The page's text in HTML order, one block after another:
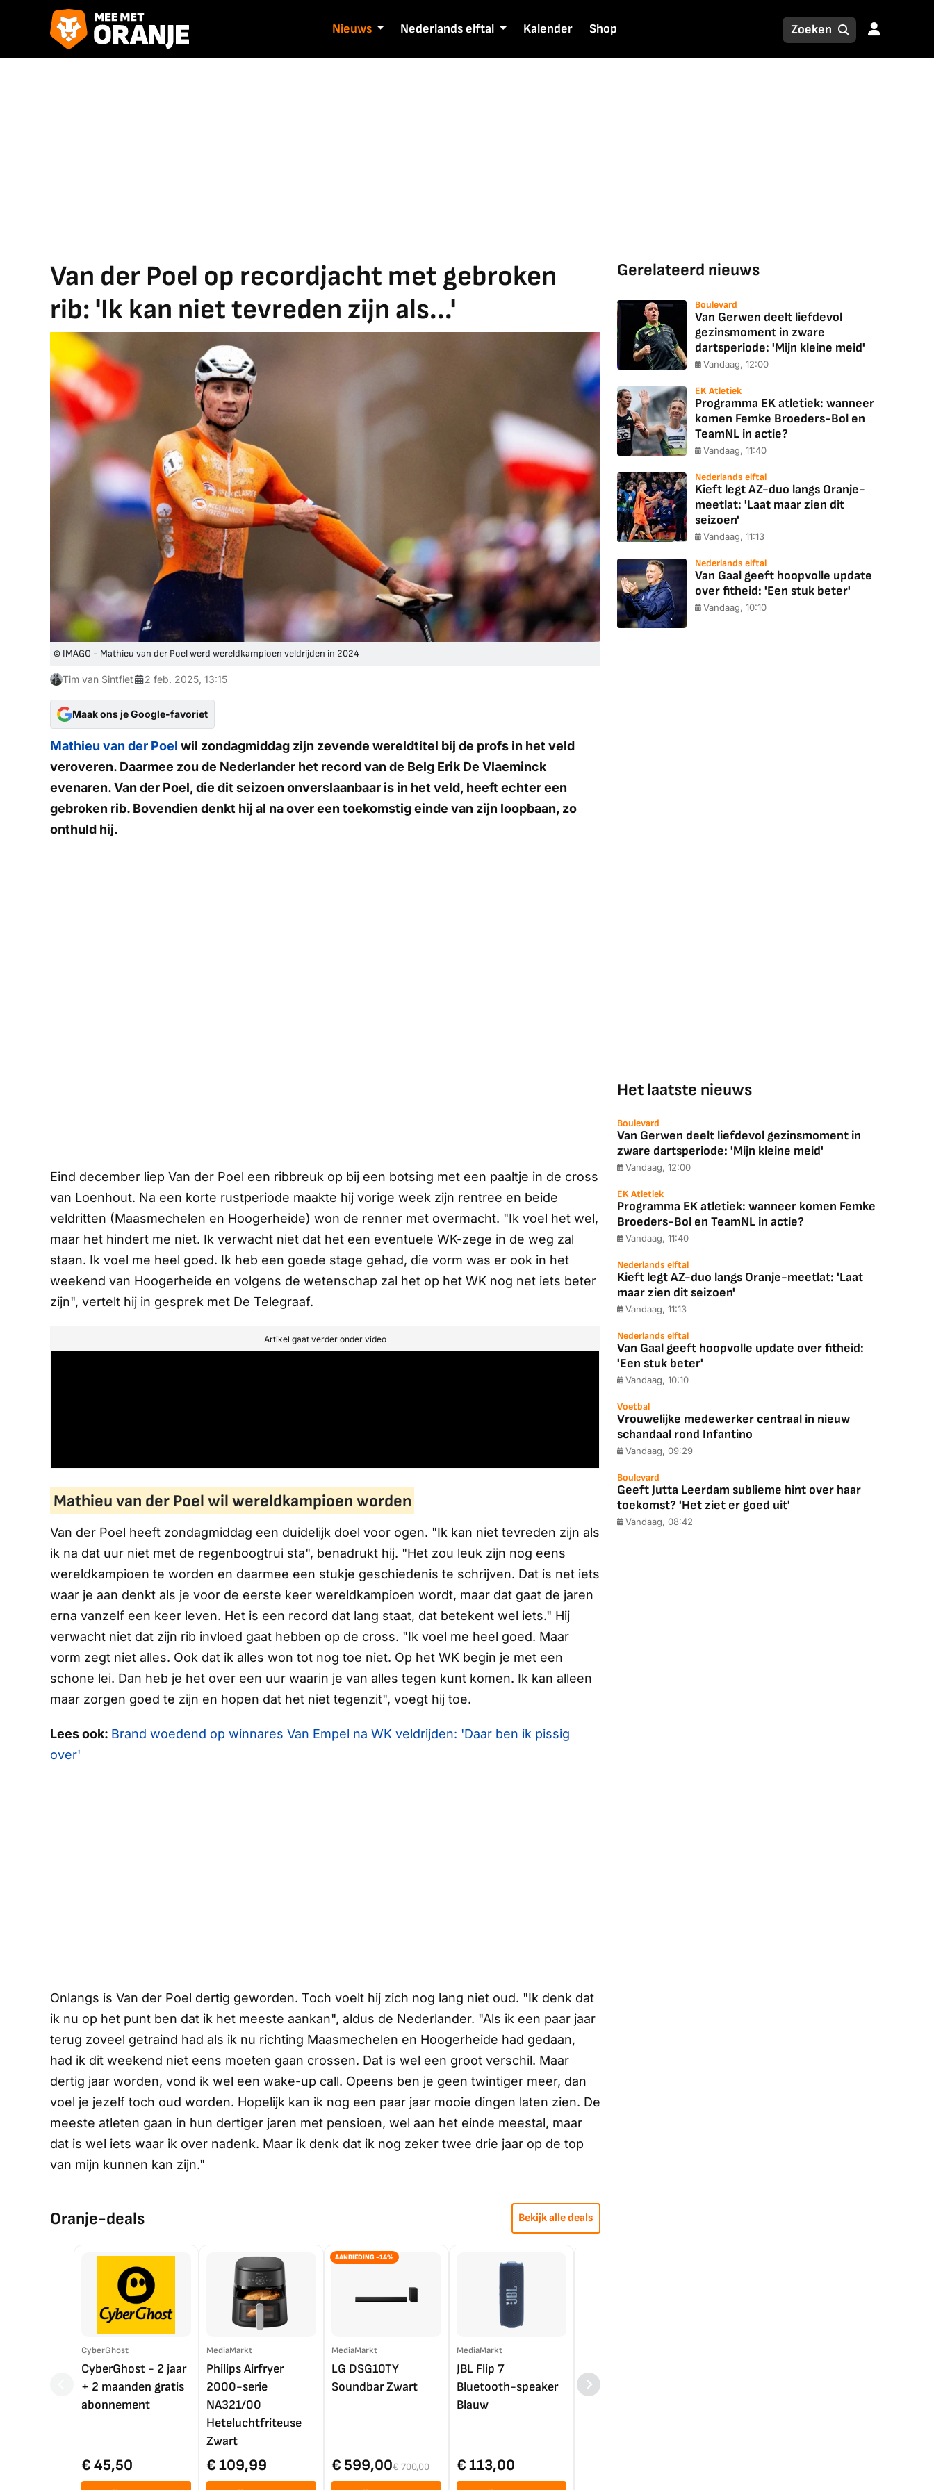
Nieuws Nederlands elftal Kalender Shop
Van der Poel op recordjacht met gebroken
rib: 'Ik kan niet tevreden zijn als...'
© IMAGO - Mathieu van der Poel werd wereldkampioen veldrijden in 2024
Tim van Sintfiet 2 feb. 2025, 13:15
Maak ons je Google-favoriet
Mathieu van der Poel wil zondagmiddag zijn zevende wereldtitel bij de profs in het veld
veroveren. Daarmee zou de Nederlander het record van de Belg Erik De Vlaeminck
evenaren. Van der Poel, die dit seizoen onverslaanbaar is in het veld, heeft echter een
gebroken rib. Bovendien denkt hij al na over een toekomstig einde van zijn loopbaan, zo
onthuld hij.
Eind december liep Van der Poel een ribbreuk op bij een botsing met een paaltje in de cross
van Loenhout. Na een korte rustperiode maakte hij vorige week zijn rentree en beide
veldritten (Maasmechelen en Hoogerheide) won de renner met overmacht. "Ik voel het wel,
maar het hindert me niet. Ik verwacht niet dat het een eventuele WK-zege in de weg zal
staan. Ik voel me heel goed. Ik heb een goede stage gehad, die vorm was er ook in het
weekend van Hoogerheide en volgens de wetenschap zal het op het WK nog net iets beter
zijn", vertelt hij in gesprek met De Telegraaf.
Artikel gaat verder onder video
Mathieu van der Poel wil wereldkampioen worden
Van der Poel heeft zondagmiddag een duidelijk doel voor ogen. "Ik kan niet tevreden zijn als
ik na dat uur niet met de regenboogtrui sta", benadrukt hij. "Het zou leuk zijn nog eens
wereldkampioen te worden en daarmee een stukje geschiedenis te schrijven. Dat is net iets
waar je aan denkt als je voor de eerste keer wereldkampioen wordt, maar dat gaat de jaren
erna vanzelf een keer leven. Het is een record dat lang staat, dat betekent wel iets." Hij
verwacht niet dat zijn rib invloed gaat hebben op de cross. "Ik voel me heel goed. Maar
vorm zegt niet alles. Ook dat ik alles won tot nog toe niet. Op het WK begin je met een
schone lei. Dan heb je het over een uur waarin je van alles tegen kunt komen. Ik kan alleen
maar zorgen goed te zijn en hopen dat het niet tegenzit", voegt hij toe.
Lees ook: Brand woedend op winnares Van Empel na WK veldrijden: 'Daar ben ik pissig
over'
Onlangs is Van der Poel dertig geworden. Toch voelt hij zich nog lang niet oud. "Ik denk dat
ik nu op het punt ben dat ik het meeste aankan", aldus de Nederlander. "Als ik een paar jaar
terug zoveel getraind had als ik nu richting Maasmechelen en Hoogerheide had gedaan,
had ik dit weekend niet eens moeten gaan crossen. Dat is wel een groot verschil. Maar
dertig jaar worden, vond ik wel een wake-up call. Opeens ben je geen twintiger meer, dan
voel je jezelf toch oud worden. Hopelijk kan ik nog een paar jaar mooie dingen laten zien. De
meeste atleten gaan in hun dertiger jaren met pensioen, wel aan het einde meestal, maar
dat is wel iets waar ik over nadenk. Maar ik denk dat ik nog zeker twee drie jaar op de top
van mijn kunnen kan zijn."
Oranje-deals Bekijk alle deals
CyberGhost
CyberGhost - 2 jaar
+ 2 maanden gratis
abonnement
€ 45,50
MediaMarkt
Philips Airfryer
2000-serie
NA321/00
Heteluchtfriteuse
Zwart
€ 109,99
AANBIEDING -14%
MediaMarkt
LG DSG10TY
Soundbar Zwart
€ 599,00€ 700,00
MediaMarkt
JBL Flip 7
Bluetooth-speaker
Blauw
€ 113,00
LG OLED55C56LB
4K TV (2025)
Gerelateerd nieuws
Boulevard
Van Gerwen deelt liefdevol
gezinsmoment in zware
dartsperiode: 'Mijn kleine meid'
Vandaag, 12:00
EK Atletiek
Programma EK atletiek: wanneer
komen Femke Broeders-Bol en
TeamNL in actie?
Vandaag, 11:40
Nederlands elftal
Kieft legt AZ-duo langs Oranje-
meetlat: 'Laat maar zien dit
seizoen'
Vandaag, 11:13
Nederlands elftal
Van Gaal geeft hoopvolle update
over fitheid: 'Een stuk beter'
Vandaag, 10:10
Het laatste nieuws
Boulevard
Van Gerwen deelt liefdevol gezinsmoment in
zware dartsperiode: 'Mijn kleine meid'
Vandaag, 12:00
EK Atletiek
Programma EK atletiek: wanneer komen Femke
Broeders-Bol en TeamNL in actie?
Vandaag, 11:40
Nederlands elftal
Kieft legt AZ-duo langs Oranje-meetlat: 'Laat
maar zien dit seizoen'
Vandaag, 11:13
Nederlands elftal
Van Gaal geeft hoopvolle update over fitheid:
'Een stuk beter'
Vandaag, 10:10
Voetbal
Vrouwelijke medewerker centraal in nieuw
schandaal rond Infantino
Vandaag, 09:29
Boulevard
Geeft Jutta Leerdam sublieme hint over haar
toekomst? 'Het ziet er goed uit'
Vandaag, 08:42